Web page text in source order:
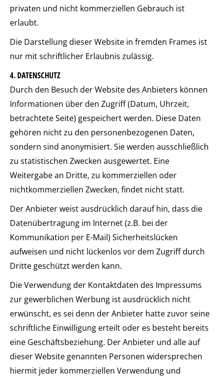
privaten und nicht kommerziellen Gebrauch ist
erlaubt.
Die Darstellung dieser Website in fremden Frames ist
nur mit schriftlicher Erlaubnis zulässig.
4. DATENSCHUTZ
Durch den Besuch der Website des Anbieters können
Informationen über den Zugriff (Datum, Uhrzeit,
betrachtete Seite) gespeichert werden. Diese Daten
gehören nicht zu den personenbezogenen Daten,
sondern sind anonymisiert. Sie werden ausschließlich
zu statistischen Zwecken ausgewertet. Eine
Weitergabe an Dritte, zu kommerziellen oder
nichtkommerziellen Zwecken, findet nicht statt.
Der Anbieter weist ausdrücklich darauf hin, dass die
Datenübertragung im Internet (z.B. bei der
Kommunikation per E-Mail) Sicherheitslücken
aufweisen und nicht lückenlos vor dem Zugriff durch
Dritte geschützt werden kann.
Die Verwendung der Kontaktdaten des Impressums
zur gewerblichen Werbung ist ausdrücklich nicht
erwünscht, es sei denn der Anbieter hatte zuvor seine
schriftliche Einwilligung erteilt oder es besteht bereits
eine Geschäftsbeziehung. Der Anbieter und alle auf
dieser Website genannten Personen widersprechen
hiermit jeder kommerziellen Verwendung und